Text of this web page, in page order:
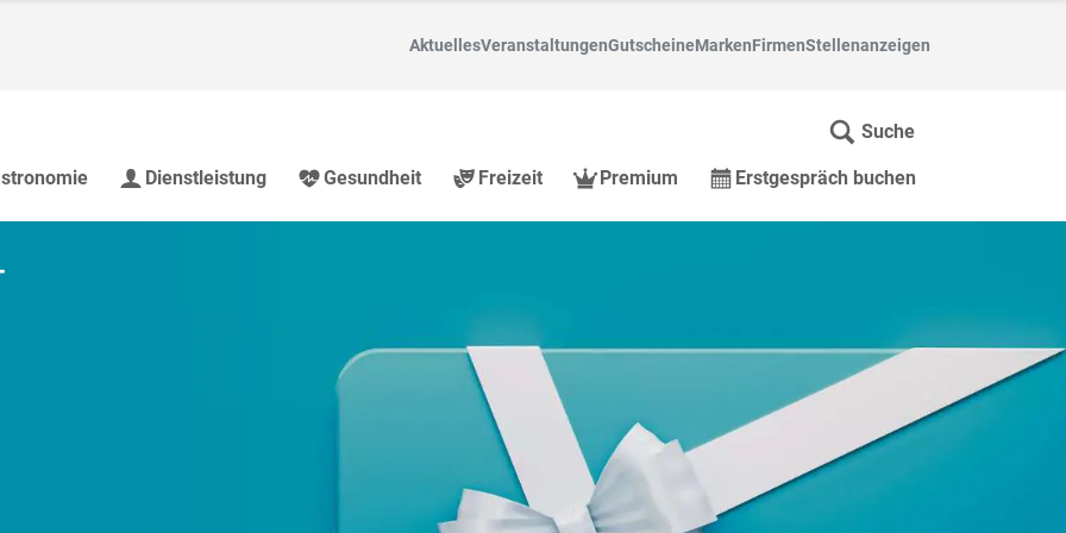
AktuellesVeranstaltungenGutscheineMarkenFirmenStellenanzeigen
Dienstleistung Gesundheit Freizeit Premium Erstgespräch buchen
Suche
Region